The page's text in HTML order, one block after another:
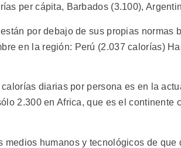
per cápita, Barbados (3.100),
por debajo de sus propias normas
en la región: Perú (2.037 calorías)
diarias por persona es en la
2.300 en Africa, que es el continente
medios humanos y tecnológicos de que